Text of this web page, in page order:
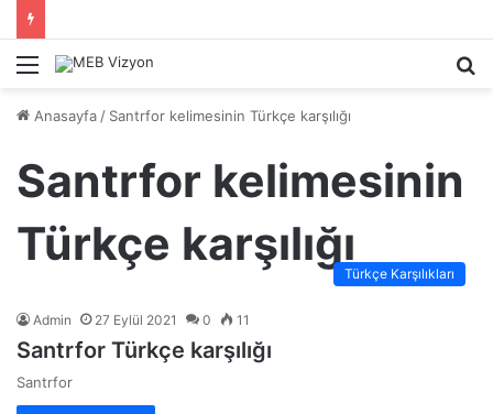
Menü
Anasayfa / Santrfor kelimesinin Türkçe karşılığı
Santrfor kelimesinin
Türkçe karşılığı
Türkçe Karşılıkları
Admin 27 Eylül 2021 0 11
Santrfor Türkçe karşılığı
Santrfor